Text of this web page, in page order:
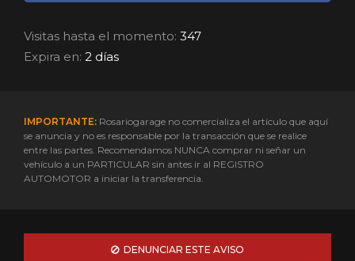
Visitas hasta el momento: 347
Expira en: 2 días
IMPORTANTE: Rosariogarage no comercializa el artículo que aquí
se anuncia y no es responsable por la transacción que se realice
entre las partes. Recomendamos NUNCA comprar ni señar un
vehículo a un PARTICULAR sin antes ir al REGISTRO
AUTOMOTOR a iniciar la transferencia.
DENUNCIAR ESTE AVISO